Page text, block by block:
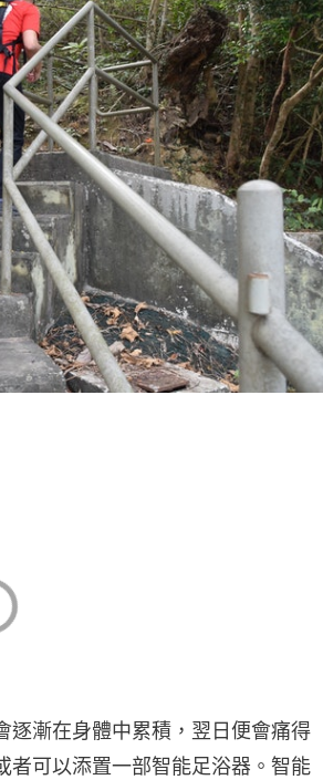
逐漸在身體中累積，翌日便會痛得
者可以添置一部智能足浴器。智能